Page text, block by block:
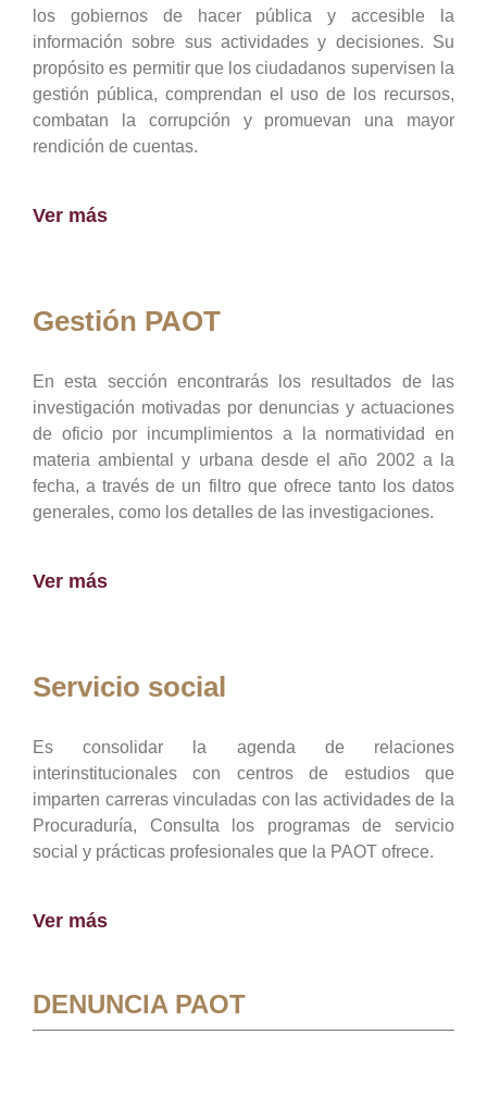
los gobiernos de hacer pública y accesible la
información sobre sus actividades y decisiones. Su
propósito es permitir que los ciudadanos supervisen la
gestión pública, comprendan el uso de los recursos,
combatan la corrupción y promuevan una mayor
rendición de cuentas.
Ver más
Gestión PAOT
En esta sección encontrarás los resultados de las
investigación motivadas por denuncias y actuaciones
de oficio por incumplimientos a la normatividad en
materia ambiental y urbana desde el año 2002 a la
fecha, a través de un filtro que ofrece tanto los datos
generales, como los detalles de las investigaciones.
Ver más
Servicio social
Es consolidar la agenda de relaciones
interinstitucionales con centros de estudios que
imparten carreras vinculadas con las actividades de la
Procuraduría, Consulta los programas de servicio
social y prácticas profesionales que la PAOT ofrece.
Ver más
DENUNCIA PAOT